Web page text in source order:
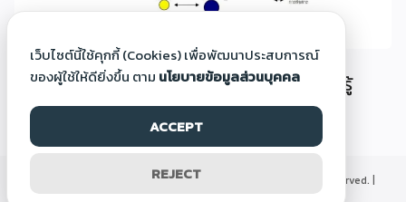
บทบาทของเว็บไซต์การศึกษา
www.thaigoodview.com กับสื่อสารการเรียนรู้
22 พ.ย. 2565
©2000-2026 Thaigoodview.com, All rights reserved. |
เว็บไซต์นี้ใช้คุกกี้ (Cookies) เพื่อพัฒนาประสบการณ์
ของผู้ใช้ให้ดียิ่งขึ้น ตาม นโยบายข้อมูลส่วนบุคคล
ACCEPT
REJECT